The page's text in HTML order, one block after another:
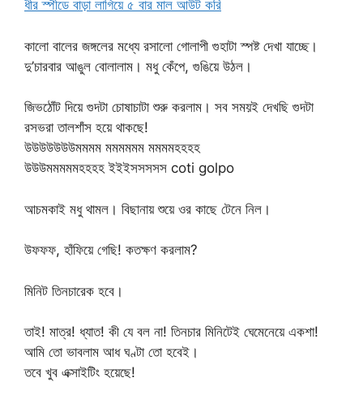
ধীর স্পীডে বাড়া লাগিয়ে ৫ বার মাল আউট করি
কালো বালের জঙ্গলের মধ্যে রসালো গোলাপী গুহাটা স্পষ্ট দেখা যাচ্ছে।
দু’চারবার আঙুল বোলালাম। মধু কেঁপে, গুঙিয়ে উঠল।
জিভঠোঁট দিয়ে গুদটা চোষাচাটা শুরু করলাম। সব সময়ই দেখছি গুদটা
রসভরা তালশাঁস হয়ে থাকছে!
উউউউউউউমমমম মমমমমম মমমমহহহহ
উউউমমমমমহহহহ ইইইসসসসস coti golpo
আচমকাই মধু থামল। বিছানায় শুয়ে ওর কাছে টেনে নিল।
উফফফ, হাঁফিয়ে গেছি! কতক্ষণ করলাম?
মিনিট তিনচারেক হবে।
তাই! মাত্র! ধ্যাত! কী যে বল না! তিনচার মিনিটেই ঘেমেনেয়ে একশা!
আমি তো ভাবলাম আধ ঘণ্টা তো হবেই।
তবে খুব এক্সাইটিং হয়েছে!